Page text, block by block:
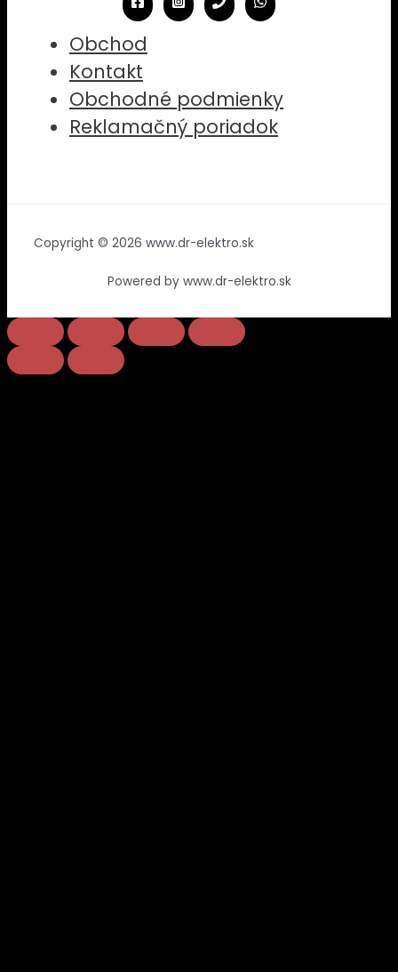
Obchod
Kontakt
Obchodné podmienky
Reklamačný poriadok
Copyright © 2026 www.dr-elektro.sk
Powered by www.dr-elektro.sk